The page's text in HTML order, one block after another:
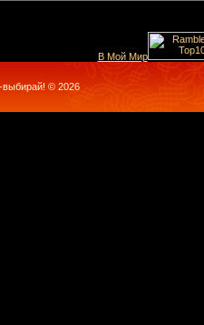
В Мой Мир
© 2026